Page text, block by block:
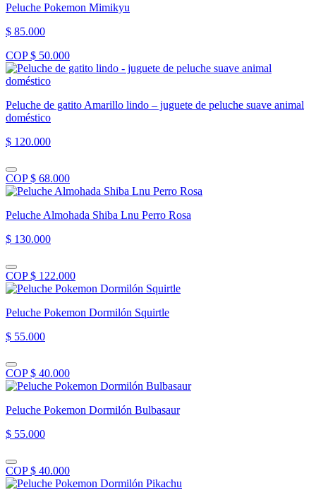
Peluche Pokemon Mimikyu
$ 85.000
COP $ 50.000
Peluche de gatito Amarillo lindo – juguete de peluche suave animal
doméstico
$ 120.000
COP $ 68.000
Peluche Almohada Shiba Lnu Perro Rosa
$ 130.000
COP $ 122.000
Peluche Pokemon Dormilón Squirtle
$ 55.000
COP $ 40.000
Peluche Pokemon Dormilón Bulbasaur
$ 55.000
COP $ 40.000